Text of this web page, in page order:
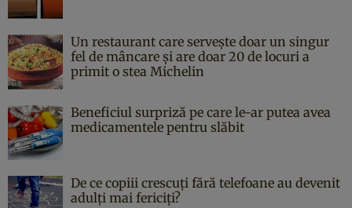
Un restaurant care servește doar un singur
fel de mâncare și are doar 20 de locuri a
primit o stea Michelin
Beneficiul surpriză pe care le-ar putea avea
medicamentele pentru slăbit
De ce copiii crescuți fără telefoane au devenit
adulți mai fericiți?